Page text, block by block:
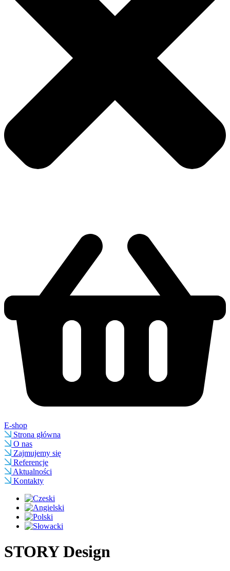
E-shop
Strona główna
O nas
Zajmujemy się
Referencje
Aktualności
Kontakty
STORY Design